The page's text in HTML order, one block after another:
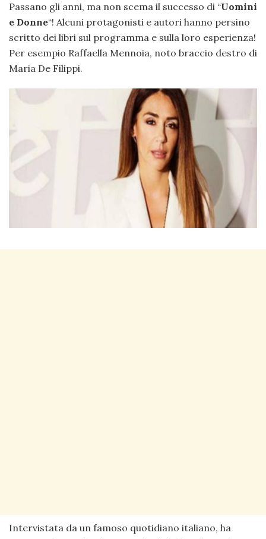
Passano gli anni, ma non scema il successo di “Uomini
e Donne“! Alcuni protagonisti e autori hanno persino
scritto dei libri sul programma e sulla loro esperienza!
Per esempio Raffaella Mennoia, noto braccio destro di
Maria De Filippi.
Intervistata da un famoso quotidiano italiano, ha